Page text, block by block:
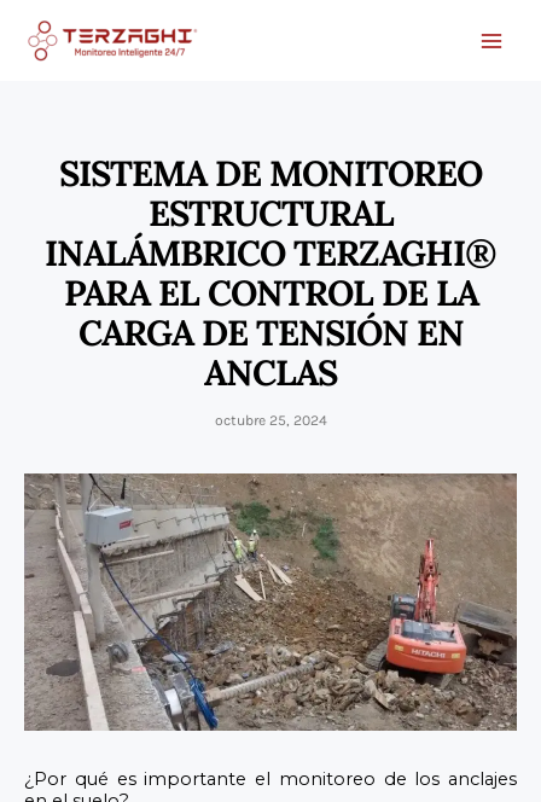
SISTEMA DE MONITOREO
ESTRUCTURAL
INALÁMBRICO TERZAGHI®
PARA EL CONTROL DE LA
CARGA DE TENSIÓN EN
ANCLAS
octubre 25, 2024
¿Por qué es importante el monitoreo de los anclajes